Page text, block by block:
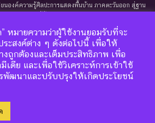
นองค์ความรู้ศิลปะการแสดงพื้นบ้าน ภาคตะวันออก สู่ฐาน
คตะวันออก | ฐานข้อมูลมดในเขตภาคตะวันออกของ
ะวันออกของประเทศไทย | ฐานข้อมูลทรัพยากรหญ้าทะเล
ลทรัพยากรแพลงก์ตอนทะเลและสาหร่ายทะเลบริเวณ
แมงมุมอันดับฐาน Mygalomorphae ในเขตภาคตะวันออก
ค์ความรู้ระบบนิเวศหาดทรายและหาดหินบริเวณชายหาด
ดทำฐานข้อมูลและการพัฒนาหลักสูตรการเรียนรู้ด้าน
หมายความว่าผู้ใช้งานยอมรับที่จะ
ะสงค์ต่าง ๆ ดังต่อไปนี้ เพื่อให้
งถูกต้องและเต็มประสิทธิภาพ เพื่อ
ดีย และเพื่อใช้วิเคราะห์การเข้าใช้
พัฒนาและปรับปรุงให้เกิดประโยชน์